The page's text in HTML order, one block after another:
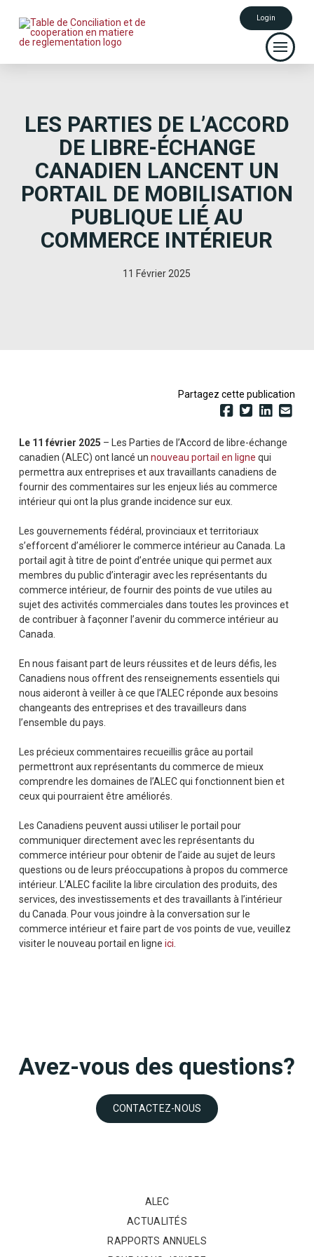
Login
LES PARTIES DE L’ACCORD
DE LIBRE-ÉCHANGE
CANADIEN LANCENT UN
PORTAIL DE MOBILISATION
PUBLIQUE LIÉ AU
COMMERCE INTÉRIEUR
11 Février 2025
Partagez cette publication
Le 11 février 2025 – Les Parties de l’Accord de libre-échange
canadien (ALEC) ont lancé un nouveau portail en ligne qui
permettra aux entreprises et aux travaillants canadiens de
fournir des commentaires sur les enjeux liés au commerce
intérieur qui ont la plus grande incidence sur eux.
Les gouvernements fédéral, provinciaux et territoriaux
s’efforcent d’améliorer le commerce intérieur au Canada. La
portail agit à titre de point d’entrée unique qui permet aux
membres du public d’interagir avec les représentants du
commerce intérieur, de fournir des points de vue utiles au
sujet des activités commerciales dans toutes les provinces et
de contribuer à façonner l’avenir du commerce intérieur au
Canada.
En nous faisant part de leurs réussites et de leurs défis, les
Canadiens nous offrent des renseignements essentiels qui
nous aideront à veiller à ce que l’ALEC réponde aux besoins
changeants des entreprises et des travailleurs dans
l’ensemble du pays.
Les précieux commentaires recueillis grâce au portail
permettront aux représentants du commerce de mieux
comprendre les domaines de l’ALEC qui fonctionnent bien et
ceux qui pourraient être améliorés.
Les Canadiens peuvent aussi utiliser le portail pour
communiquer directement avec les représentants du
commerce intérieur pour obtenir de l’aide au sujet de leurs
questions ou de leurs préoccupations à propos du commerce
intérieur. L’ALEC facilite la libre circulation des produits, des
services, des investissements et des travaillants à l’intérieur
du Canada. Pour vous joindre à la conversation sur le
commerce intérieur et faire part de vos points de vue, veuillez
visiter le nouveau portail en ligne ici
Avez-vous des questions?
CONTACTEZ-NOUS
ALEC
ACTUALITÉS
RAPPORTS ANNUELS